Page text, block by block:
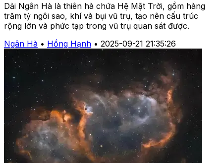
Dải Ngân Hà là thiên hà chứa Hệ Mặt Trời, gồm hàng
trăm tỷ ngôi sao, khí và bụi vũ trụ, tạo nên cấu trúc
rộng lớn và phức tạp trong vũ trụ quan sát được.
Ngân Hà • Hồng Hạnh • 2025-09-21 21:35:26